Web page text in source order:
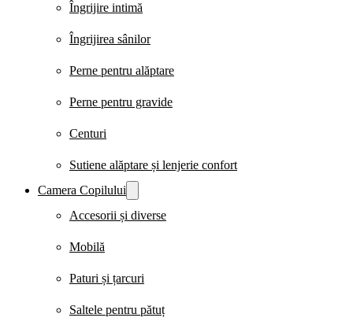
Îngrijire intimă
Îngrijirea sânilor
Perne pentru alăptare
Perne pentru gravide
Centuri
Sutiene alăptare și lenjerie confort
Camera Copilului
Accesorii și diverse
Mobilă
Paturi și țarcuri
Saltele pentru pătuț